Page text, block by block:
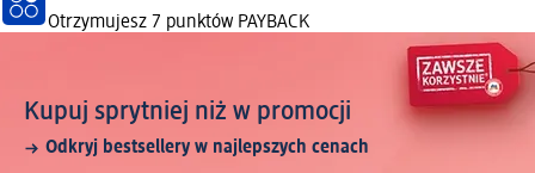
Otrzymujesz 7 punktów PAYBACK
Kupuj sprytniej niż w promocji
Odkryj bestsellery w najlepszych cenach